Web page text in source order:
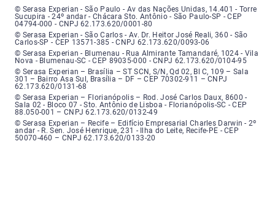
Serasa Experian - São Paulo - Endereço: Avenida das Nações Unidas,
© Serasa Experian - São Paulo - Av das Nações Unidas, 14.401 - Torre
Sucupira - 24º andar - Chácara Sto. Antônio - São Paulo-SP - CEP
04794-000 - CNPJ 62.173.620/0001-80
Serasa Experian - São Carlos - Endereço: Avenida Doutor Heitor José
© Serasa Experian - São Carlos - Av. Dr. Heitor José Reali, 360 - São
Carlos-SP - CEP 13571-385 - CNPJ 62.173.620/0093-06
Serasa Experian - Blumenau - Endereço: Rua Almirante Tamandaré,
© Serasa Experian - Blumenau - Rua Almirante Tamandaré, 1024 - Vila
Nova - Blumenau-SC - CEP 89035-000 - CNPJ 62.173.620/0104-95
Serasa Experian - Brasília, Endereço: Setor Comercial Norte, sem
© Serasa Experian – Brasília – ST SCN, S/N, Qd 02, Bl C, 109 – Sala
301 – Bairro Asa Sul, Brasília – DF – CEP 70302-911 – CNPJ
62.173.620/0131-68
Serasa Experian - Florianópolis, Endereço: Rodovia José Carlos, número
© Serasa Experian – Florianópolis – Rod. José Carlos Daux, 8600 -
Sala 02 - Bloco 07 - Sto. Antônio de Lisboa - Florianópolis-SC - CEP
88.050-001 – CNPJ 62.173.620/0132-49
Serasa Experian - Recife, Endereço: Edifício Empresarial Charles Darwin,
© Serasa Experian – Recife – Edifício Empresarial Charles Darwin - 2º
andar - R. Sen. José Henrique, 231 - Ilha do Leite, Recife-PE - CEP
50070-460 – CNPJ 62.173.620/0133-20